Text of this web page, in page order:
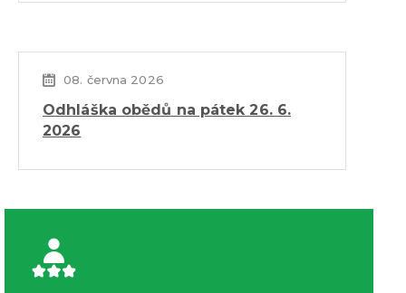
08. června 2026
Odhláška obědů na pátek 26. 6.
2026